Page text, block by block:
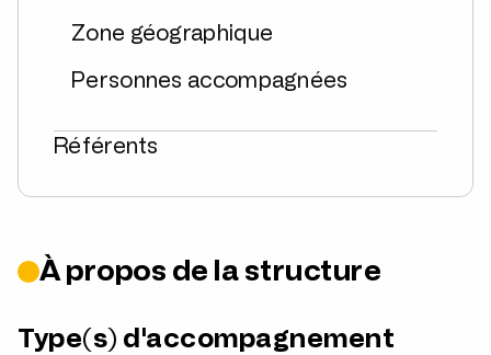
Zone géographique
Personnes accompagnées
Référents
À propos de la structure
Type(s) d'accompagnement